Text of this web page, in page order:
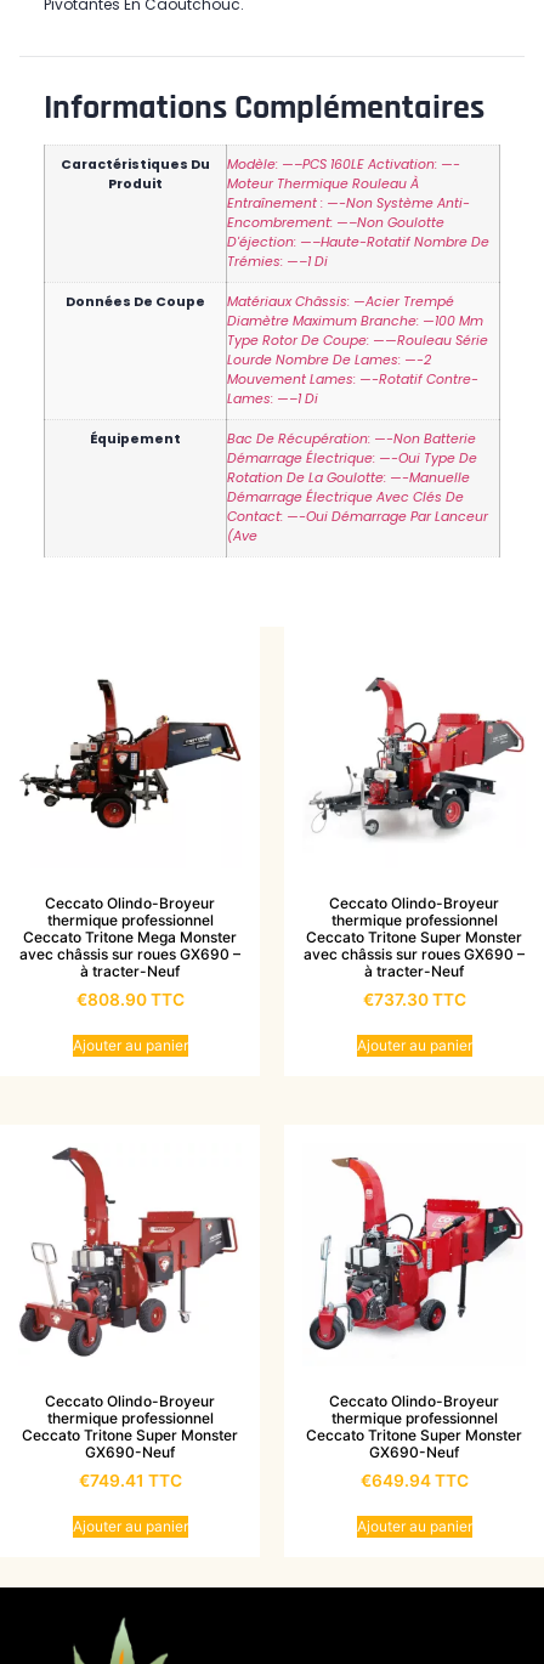
Pivotantes En Caoutchouc.
Informations Complémentaires
Caractéristiques Du
Produit
Modèle: —–PCS 160LE Activation: —-
Moteur Thermique Rouleau À
Entraînement : —-Non Système Anti-
Encombrement: —–Non Goulotte
D'éjection: —–Haute-Rotatif Nombre De
Trémies: —–1 Di
Données De Coupe
Matériaux Châssis: —Acier Trempé
Diamètre Maximum Branche: —100 Mm
Type Rotor De Coupe: ——Rouleau Série
Lourde Nombre De Lames: —-2
Mouvement Lames: —-Rotatif Contre-
Lames: —–1 Di
Équipement
Bac De Récupération: —-Non Batterie
Démarrage Électrique: —-Oui Type De
Rotation De La Goulotte: —-Manuelle
Démarrage Électrique Avec Clés De
Contact: —-Oui Démarrage Par Lanceur
(ave
Ceccato Olindo-Broyeur
thermique professionnel
Ceccato Tritone Mega Monster
avec châssis sur roues GX690 –
à tracter-Neuf
€808.90TTC
Ajouter au panier
Ceccato Olindo-Broyeur
thermique professionnel
Ceccato Tritone Super Monster
avec châssis sur roues GX690 –
à tracter-Neuf
€737.30TTC
Ajouter au panier
Ceccato Olindo-Broyeur
thermique professionnel
Ceccato Tritone Super Monster
GX690-Neuf
€749.41 TTC
Ajouter au panier
Ceccato Olindo-Broyeur
thermique professionnel
Ceccato Tritone Super Monster
GX690-Neuf
€649.94TTC
Ajouter au panier